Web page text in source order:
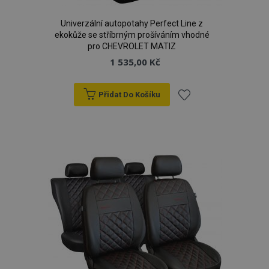
Univerzální autopotahy Perfect Line z
ekokůže se stříbrným prošíváním vhodné
pro CHEVROLET MATIZ
1 535,00 Kč
Přidat Do Košíku
oblíbeným
mage-messages
Adobe Inc.
www.vtvauto.cz
recently_viewed_product_previous
recently_compared_product
Adobe Inc.
www.vtvauto.cz
zásadách ochrany soukromí společnosti Google